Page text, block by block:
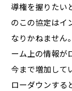
導権を握りたい
のこの協定はイ
なりかねません
ーム上の情報が
今まで増加して
ローダウンする